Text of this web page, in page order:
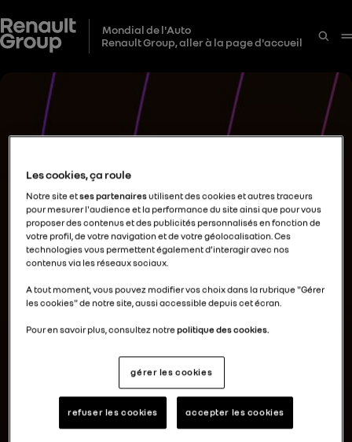
Mondial de l'Auto
Renault Group, aller à la page d'accueil
Les cookies, ça roule
Notre site etses partenairesutilisent des cookies et autres traceurs
pour mesurer l'audience et la performance du site ainsi que pour vous
proposer des contenus et des publicités personnalisés en fonction de
votre profil, de votre navigation et de votre géolocalisation. Ces
technologies vous permettent également d’interagir avec nos
contenus via les réseaux sociaux.
A tout moment, vous pouvez modifier vos choix dans la rubrique "Gérer
les cookies" de notre site, aussi accessible depuis cet écran.
Pour en savoir plus, consultez notrepolitique des cookies.
gérer les cookies
refuser les cookies accepter les cookies